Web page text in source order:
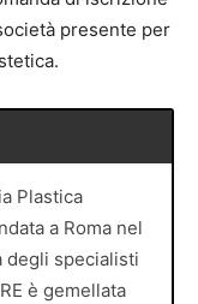
presente per
Plastica
a Roma nel
degli specialisti
è gemellata